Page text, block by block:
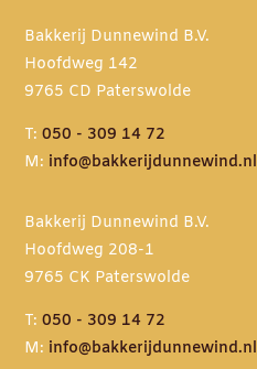
Bakkerij Dunnewind B.V.
Hoofdweg 142
9765 CD Paterswolde
T:050 - 309 14 72
M: info@bakkerijdunnewind.nl
Bakkerij Dunnewind B.V.
Hoofdweg 208-1
9765 CK Paterswolde
T:050 - 309 14 72
M: info@bakkerijdunnewind.nl